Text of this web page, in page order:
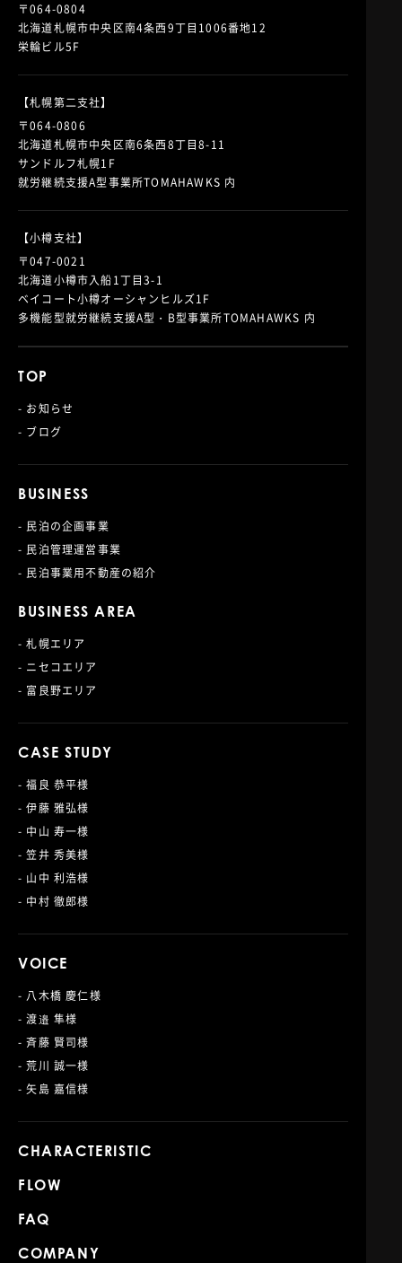
〒064-0804
北海道札幌市中央区南4条西9丁目1006番地12
栄輪ビル5F
【札幌第二支社】
〒064-0806
北海道札幌市中央区南6条西8丁目8-11
サンドルフ札幌1F
就労継続支援A型事業所TOMAHAWKS 内
【小樽支社】
〒047-0021
北海道小樽市入船1丁目3-1
ベイコート小樽オーシャンヒルズ1F
多機能型就労継続支援A型・B型事業所TOMAHAWKS 内
TOP
- お知らせ
- ブログ
BUSINESS
- 民泊の企画事業
- 民泊管理運営事業
- 民泊事業用不動産の紹介
BUSINESS AREA
- 札幌エリア
- ニセコエリア
- 富良野エリア
CASE STUDY
- 福良 恭平様
- 伊藤 雅弘様
- 中山 寿一様
- 笠井 秀美様
- 山中 利浩様
- 中村 徹郎様
VOICE
- 八木橋 慶仁様
- 渡邉 隼様
- 斉藤 賢司様
- 荒川 誠一様
- 矢島 嘉信様
CHARACTERISTIC
FLOW
FAQ
COMPANY